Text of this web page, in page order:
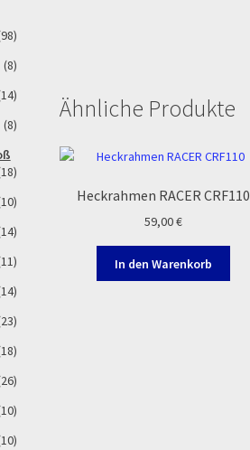
Ähnliche Produkte
Heckrahmen RACER CRF110
59,00€
In den Warenkorb
(8)
(8)